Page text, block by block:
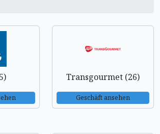
Transgourmet (26)
Geschäft ansehen